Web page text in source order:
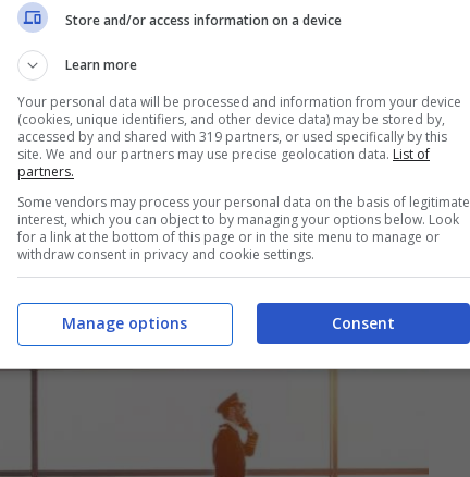
d’aiuto.
pagare tutto insieme
tutto insieme, riuscirai a fare delle
Una rivoluzione che vi permetterà di
senza dover fare enormi rinunce.
Store and/or access information on a device
Learn more
Your personal data will be processed and information from your device
(cookies, unique identifiers, and other device data) may be stored by,
accessed by and shared with 319 partners, or used specifically by this
site. We and our partners may use precise geolocation data. List of
partners.
Some vendors may process your personal data on the basis of legitimate
interest, which you can object to by managing your options below. Look
for a link at the bottom of this page or in the site menu to manage or
withdraw consent in privacy and cookie settings.
Consent
Manage options